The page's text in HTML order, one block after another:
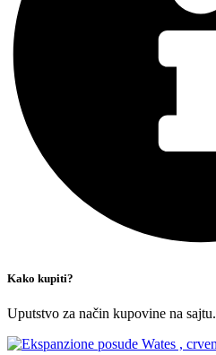
Kako kupiti?
Uputstvo za način kupovine na sajtu.